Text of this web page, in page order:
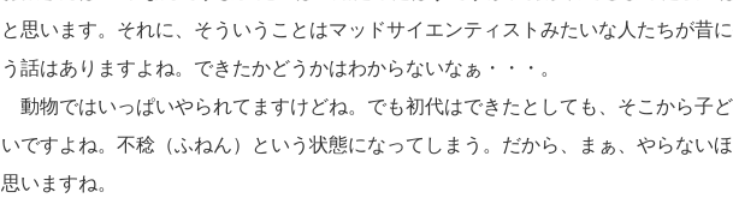
と思います。それに、そういうことはマッドサイエンティストみたいな人たちが昔
う話はありますよね。できたかどうかはわからないなぁ・・・。
動物ではいっぱいやられてますけどね。でも初代はできたとしても、そこから子
いですよね。不稔（ふねん）という状態になってしまう。だから、まぁ、やらない
思いますね。